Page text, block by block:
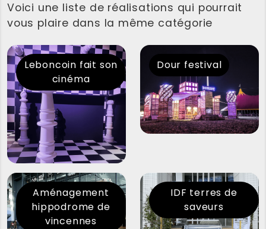
Voici une liste de réalisations qui pourrait
vous plaire dans la même catégorie
Leboncoin fait son
cinéma
Dour festival
Aménagement
hippodrome de
vincennes
IDF terres de
saveurs